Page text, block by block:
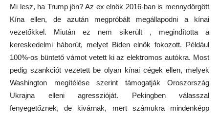
Mi lesz, ha Trump jön? Az ex elnök 2016-ban is mennydörgött
Kína ellen, de azután megpróbált megállapodni a kínai
vezetőkkel. Miután ez nem sikerült , megindította a
kereskedelmi háborút, melyet Biden elnök fokozott. Például
100%-os büntető vámot vetett ki az elektromos autókra. Most
pedig szankciót vezetett be olyan kínai cégek ellen, melyek
Washington megítélése szerint támogatják Oroszország
Ukrajna elleni agresszióját. Pekingben válasszal
fenyegetőznek, de kivárnak, mert számukra mindenképp